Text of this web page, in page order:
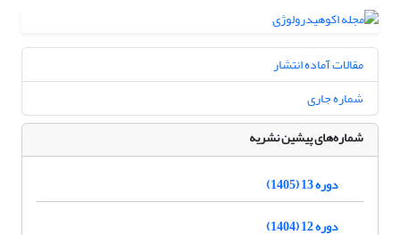
مقالات آماده انتشار
شماره جاری
شماره‌های پیشین نشریه
دوره 13 (1405)
دوره 12 (1404)